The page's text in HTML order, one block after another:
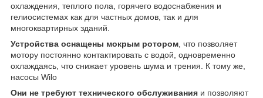
охлаждения, теплого пола, горячего водоснабжения и
гелиосистемах как для частных домов, так и для
многоквартирных зданий.
Устройства оснащены мокрым ротором , что позволяет
мотору постоянно контактировать с водой, одновременно
охлаждаясь, что снижает уровень шума и трения. К тому же,
насосы Wilo
Они не требуют технического обслуживания и позволяют